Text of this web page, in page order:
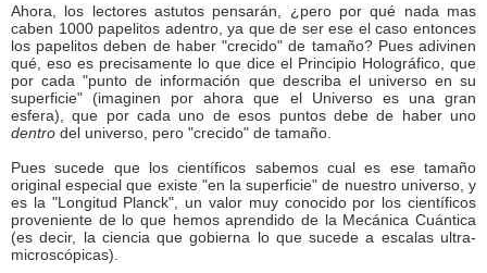
Ahora, los lectores astutos pensarán, ¿pero por qué nada mas
caben 1000 papelitos adentro, ya que de ser ese el caso entonces
los papelitos deben de haber "crecido" de tamaño? Pues adivinen
qué, eso es precisamente lo que dice el Principio Holográfico, que
por cada "punto de información que describa el universo en su
superficie" (imaginen por ahora que el Universo es una gran
esfera), que por cada uno de esos puntos debe de haber uno
dentro del universo, pero "crecido" de tamaño.
Pues sucede que los científicos sabemos cual es ese tamaño
original especial que existe "en la superficie" de nuestro universo, y
es la "Longitud Planck", un valor muy conocido por los científicos
proveniente de lo que hemos aprendido de la Mecánica Cuántica
(es decir, la ciencia que gobierna lo que sucede a escalas ultra-
microscópicas).